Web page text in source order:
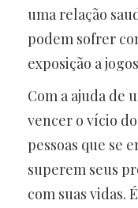
uma relação
podem sofrer
exposição a
Com a ajuda de
vencer o vício
pessoas que se
superem seus
com suas vidas.